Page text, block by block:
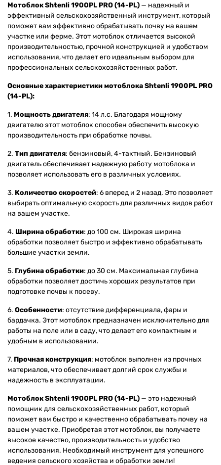
Мотоблок Shtenli 1900PL PRO (14-PL) — надежный и
эффективный сельскохозяйственный инструмент, который
поможет вам эффективно обрабатывать почву на вашем
участке или ферме. Этот мотоблок отличается высокой
производительностью, прочной конструкцией и удобством
использования, что делает его идеальным выбором для
профессиональных сельскохозяйственных работ.
Основные характеристики мотоблока Shtenli 1900PL PRO
(14-PL):
1. Мощность двигателя: 14 л.с. Благодаря мощному
двигателю этот мотоблок способен обеспечить высокую
производительность при обработке почвы.
2. Тип двигателя: бензиновый, 4-тактный. Бензиновый
двигатель обеспечивает надежную работу мотоблока и
позволяет использовать его в различных условиях.
3. Количество скоростей: 6 вперед и 2 назад. Это позволяет
выбирать оптимальную скорость для различных видов работ
на вашем участке.
4. Ширина обработки: до 100 см. Широкая ширина
обработки позволяет быстро и эффективно обрабатывать
большие участки земли.
5. Глубина обработки: до 30 см. Максимальная глубина
обработки позволяет достичь хороших результатов при
подготовке почвы к посеву.
6. Особенности: отсутствие дифференциала, фары и
бардачка. Этот мотоблок предназначен исключительно для
работы на поле или в саду, что делает его компактным и
удобным в использовании.
7. Прочная конструкция: мотоблок выполнен из прочных
материалов, что обеспечивает долгий срок службы и
надежность в эксплуатации.
Мотоблок Shtenli 1900PL PRO (14-PL) — это надежный
помощник для сельскохозяйственных работ, который
поможет вам быстро и качественно обрабатывать почву на
вашем участке. Приобретая этот мотоблок, вы получаете
высокое качество, производительность и удобство
использования. Необходимый инструмент для успешного
ведения сельского хозяйства и обработки земли!